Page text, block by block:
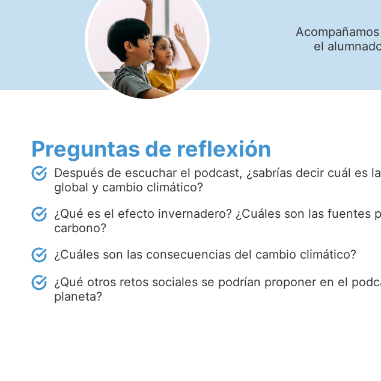
el
Preguntas de reflexión
Después de escuchar el podcast, ¿sabrías decir cuál es
global y cambio climático?
¿Qué es el efecto invernadero? ¿Cuáles son las fuentes
carbono?
¿Cuáles son las consecuencias del cambio climático?
¿Qué otros retos sociales se podrían proponer en el
planeta?